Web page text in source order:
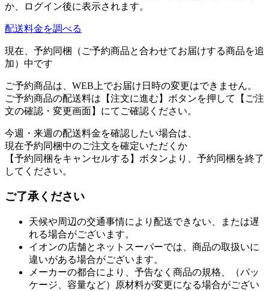
か、ログイン後に表示されます。
配送料金を調べる
現在、予約同梱（ご予約商品と合わせてお届けする商品を追
加）中です
ご予約商品は、WEB上でお届け日時の変更はできません。
ご予約商品の配送料は【注文に進む】ボタンを押して【ご注
文の確認・変更画面】にてご確認ください。
今週・来週の配送料金を確認したい場合は、
現在予約同梱中のご注文を確定いただくか
【予約同梱をキャンセルする】ボタンより、予約同梱を終了
してください。
ご了承ください
天候や周辺の交通事情により配送できない、または遅
れる場合がございます。
イオンの店舗とネットスーパーでは、商品の取扱いに
違いがある場合がございます。
メーカーの都合により、予告なく商品の規格、（パッ
ケージ、容量など）原材料が変更になる場合がござい